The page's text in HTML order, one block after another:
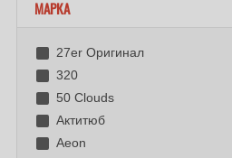
МАРКА
27er Оригинал
320
50 Clouds
Актитюб
Aeon